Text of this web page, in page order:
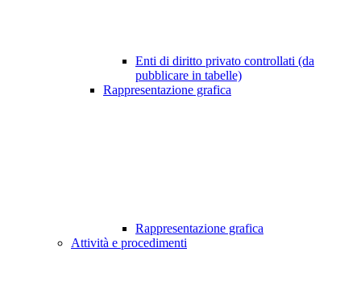
Enti di diritto privato controllati (da
pubblicare in tabelle)
Rappresentazione grafica
Rappresentazione grafica
Attività e procedimenti